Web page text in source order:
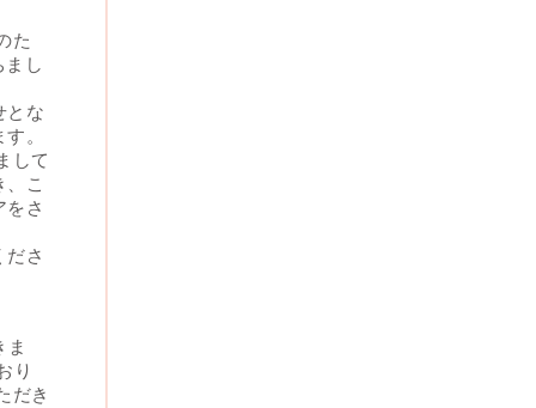
た
し
とな
。
して
こ
さ
さ
り
だき